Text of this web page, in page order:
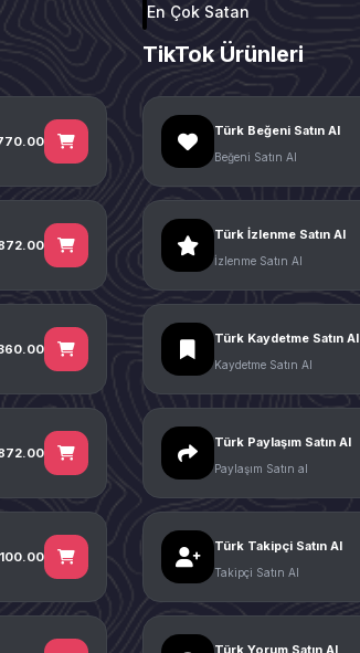
En Çok Satan
TikTok Ürünleri
Türk Beğeni Satın Al
Beğeni Satın Al
Türk İzlenme Satın Al
İzlenme Satın Al
Türk Kaydetme Satın Al
Kaydetme Satın Al
Türk Paylaşım Satın Al
Paylaşım Satın al
Türk Takipçi Satın Al
Takipçi Satın Al